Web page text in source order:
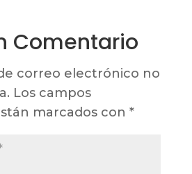
Comentario
correo electrónico no
Los campos
marcados con *